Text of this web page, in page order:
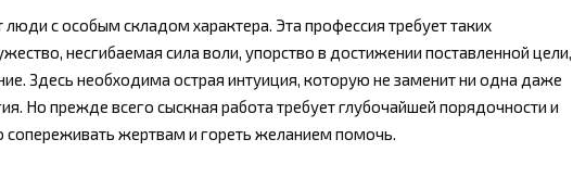
с особым складом характера. Эта профессия требует таких
несгибаемая сила воли, упорство в достижении поставленной цели,
Здесь необходима острая интуиция, которую не заменит ни одна даже
Но прежде всего сыскная работа требует глубочайшей порядочности и
сопереживать жертвам и гореть желанием помочь.